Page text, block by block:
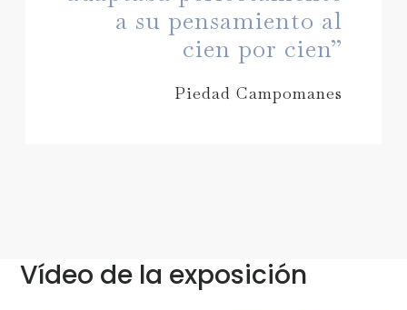
a su pensamiento al
cien por cien”
Piedad Campomanes
Vídeo de la exposición